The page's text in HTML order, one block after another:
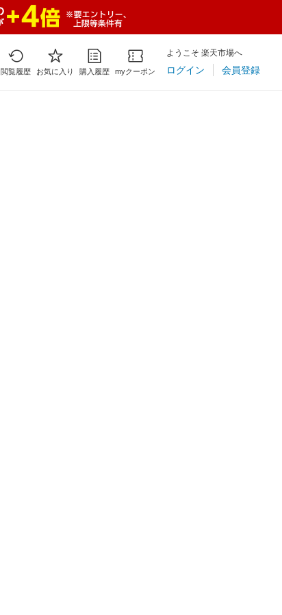
閲覧履歴 お気に入り 購入履歴 myクーポン
ようこそ 楽天市場へ
ログイン 会員登録